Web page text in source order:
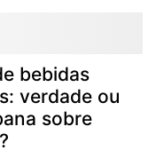
bebidas
verdade ou
sobre